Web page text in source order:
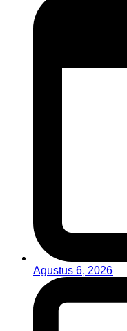
Agustus 6, 2026